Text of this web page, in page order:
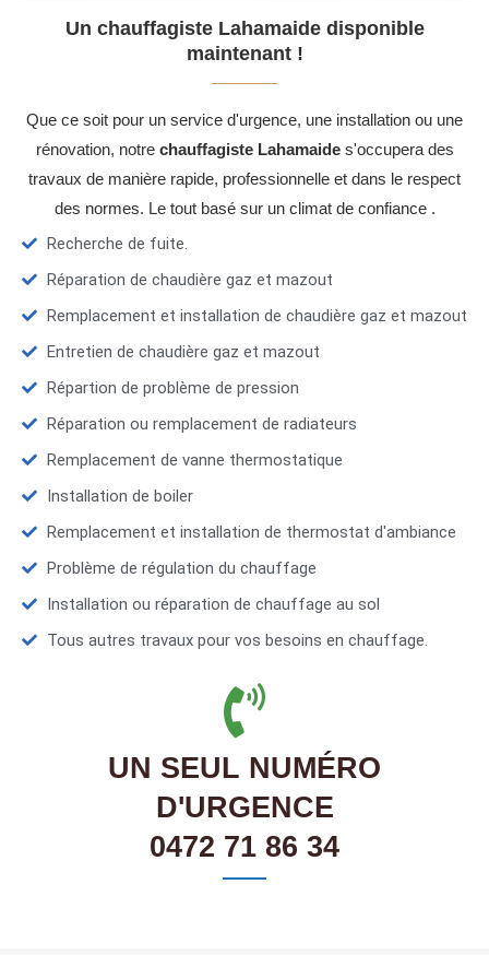
Un chauffagiste Lahamaide disponible
maintenant !
Que ce soit pour un service d'urgence, une installation ou une
rénovation, notre chauffagiste Lahamaides'occupera des
travaux de manière rapide, professionnelle et dans le respect
des normes. Le tout basé sur un climat de confiance .
Recherche de fuite.
Réparation de chaudière gaz et mazout
Remplacement et installation de chaudière gaz et mazout
Entretien de chaudière gaz et mazout
Répartion de problème de pression
Réparation ou remplacement de radiateurs
Remplacement de vanne thermostatique
Installation de boiler
Remplacement et installation de thermostat d'ambiance
Problème de régulation du chauffage
Installation ou réparation de chauffage au sol
Tous autres travaux pour vos besoins en chauffage.
UN SEUL NUMÉRO
D'URGENCE
0472 71 86 34